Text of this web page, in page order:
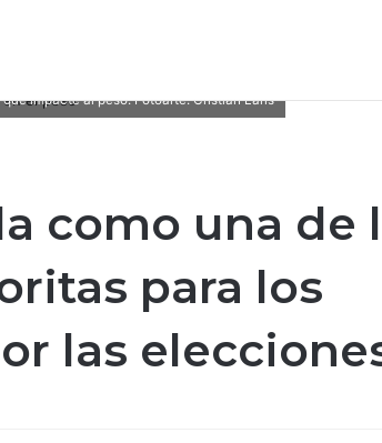
impacte al peso. Fotoarte: Cristian Laris
como una de
para los
las